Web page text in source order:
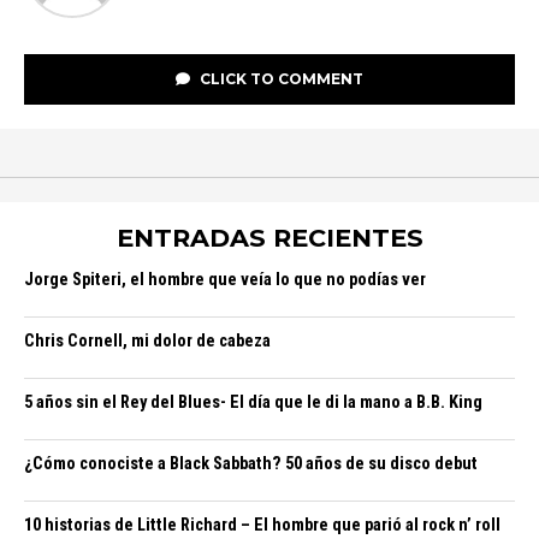
CLICK TO COMMENT
ENTRADAS RECIENTES
Jorge Spiteri, el hombre que veía lo que no podías ver
Chris Cornell, mi dolor de cabeza
5 años sin el Rey del Blues- El día que le di la mano a B.B. King
¿Cómo conociste a Black Sabbath? 50 años de su disco debut
10 historias de Little Richard – El hombre que parió al rock n’ roll